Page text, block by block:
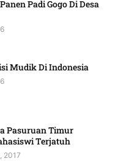
Padi Gogo Di Desa
Mudik Di Indonesia
Pasuruan Timur
Terjatuh
2017